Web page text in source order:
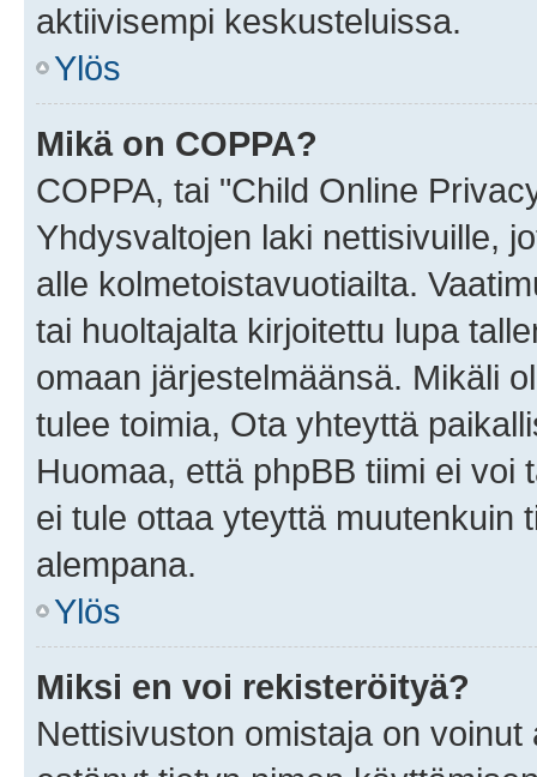
aktiivisempi keskusteluissa.
Ylös
Mikä on COPPA?
COPPA, tai "Child Online
Yhdysvaltojen laki nettisivuille,
alle kolmetoistavuotiailta.
tai huoltajalta kirjoitettu lupa
omaan järjestelmäänsä. Mikäli
tulee toimia, Ota yhteyttä
Huomaa, että phpBB tiimi ei
ei tule ottaa yteyttä muutenkuin
alempana.
Ylös
Miksi en voi rekisteröityä?
Nettisivuston omistaja on